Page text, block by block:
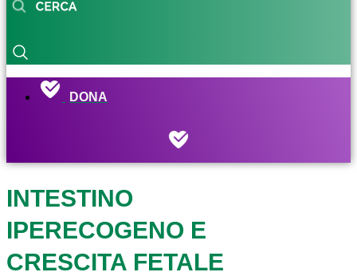
DONA
INTESTINO
IPERECOGENO E
CRESCITA FETALE